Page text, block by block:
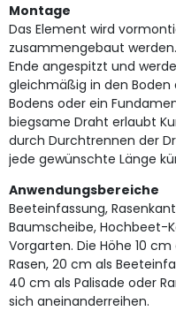
Montage
Das Element wird
zusammengebaut
Ende angespitzt und
gleichmäßig in den Boden
Bodens oder ein
biegsame Draht erlaubt
durch Durchtrennen der
jede gewünschte Länge
Anwendungsbereiche
Beeteinfassung,
Baumscheibe, Hochbeet-
Vorgarten. Die Höhe 10
Rasen, 20 cm als
40 cm als Palisade oder
sich aneinanderreihen.